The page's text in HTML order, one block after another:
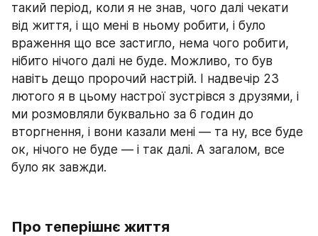
такий період, коли я не знав, чого далі чекати
від життя, і що мені в ньому робити, і було
враження що все застигло, нема чого робити,
нібито нічого далі не буде. Можливо, то був
навіть дещо пророчий настрій. І надвечір 23
лютого я в цьому настрої зустрівся з друзями, і
ми розмовляли буквально за 6 годин до
вторгнення, і вони казали мені — та ну, все буде
ок, нічого не буде — і так далі. А загалом, все
було як завжди.
Про теперішнє життя